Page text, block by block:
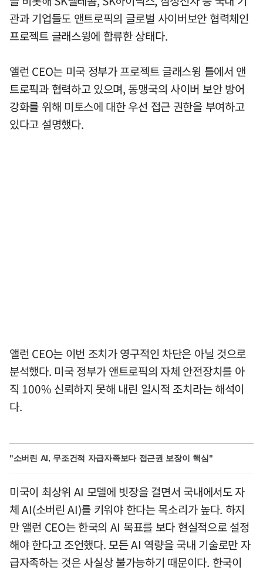
관과 기업들도 앤트로픽의 글로벌 사이버보안 협력체인
프로젝트 글래스윙에 합류한 상태다.
앨런 CEO는 미국 정부가 프로젝트 글래스윙 틀에서 앤
트로픽과 협력하고 있으며, 동맹국의 사이버 보안 방어
강화를 위해 미토스에 대한 우선 접근 권한을 부여하고
있다고 설명했다.
앨런 CEO는 이번 조치가 영구적인 차단은 아닐 것으로
분석했다. 미국 정부가 앤트로픽의 자체 안전장치를 아
직 100% 신뢰하지 못해 내린 일시적 조치라는 해석이
다.
"소버린 AI, 무조건적 자급자족보다 접근권 보장이 핵심"
미국이 최상위 AI 모델에 빗장을 걸면서 국내에서도 자
체 AI(소버린 AI)를 키워야 한다는 목소리가 높다. 하지
만 앨런 CEO는 한국의 AI 목표를 보다 현실적으로 설정
해야 한다고 조언했다. 모든 AI 역량을 국내 기술로만 자
급자족하는 것은 사실상 불가능하기 때문이다. 한국이